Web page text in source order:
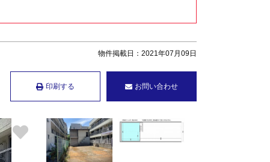
物件掲載日：2021年07月09日
印刷する お問い合わせ